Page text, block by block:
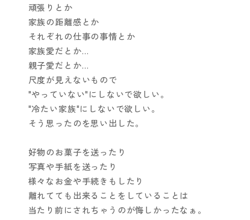
頑張りとか
家族の距離感とか
それぞれの仕事の事情とか
家族愛だとか…
親子愛だとか…
尺度が見えないもので
"やっていない"にしないで欲しい。
"冷たい家族"にしないで欲しい。
そう思ったのを思い出した。
好物のお菓子を送ったり
写真や手紙を送ったり
様々なお金や手続きもしたり
離れてても出来ることをしていることは
当たり前にされちゃうのが悔しかったなぁ。